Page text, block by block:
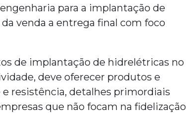
para a implantação de
venda a entrega final com foco
de implantação de hidrelétricas no
deve oferecer produtos e
resistência, detalhes primordiais
que não focam na fidelização